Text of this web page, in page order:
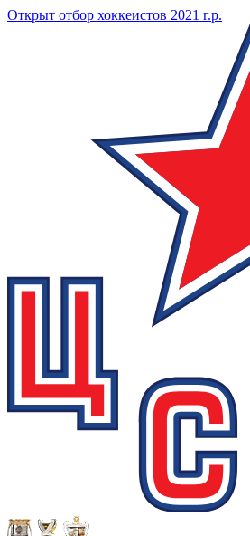
Открыт отбор хоккеистов 2021 г.р.